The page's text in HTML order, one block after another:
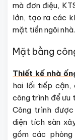
mà đơn điệu,
lớn, tạo ra các
mặt tiền ngôi nhà.
Mặt bằng
Thiết kế nhà
hai lối tiếp cận,
công trình để ưu
Công trình
diện tích sàn
gồm các